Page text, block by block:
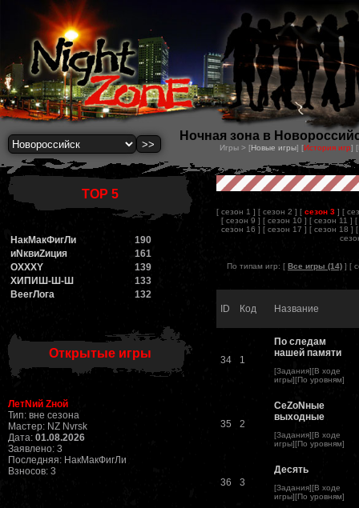
Ночная зона в
Игры > [Новые игры] [История игр] [
TOP 5
НакМакФигЛи
190
иNквиZиция
161
OXXXY
139
ХИПИШ-Ш-Ш
133
BeerЛога
132
Открытые игры
ЛетNий Zной
Тип: вне сезона
Мастер: NZ Nvrsk
Дата: 01.08.2026
Заявлено: 3
Последняя: НакМакФигЛи
Взносов: 3
[ сезон 1 ] [ сезон 2 ] [ сезон 3 ] [
[ сезон 9 ] [ сезон 10 ] [ сезон 11 ]
сезон 16 ] [ сезон 17 ] [ сезон 18 ]
По типам игр: [ Все игры (14) ] [
ID Код Название
34 1
По следам
нашей памяти
[Задания][В ходе
игры][По уровням]
35 2
СеZоNные
выходные
[Задания][В ходе
игры][По уровням]
36 3
Десять
[Задания][В ходе
игры][По уровням]